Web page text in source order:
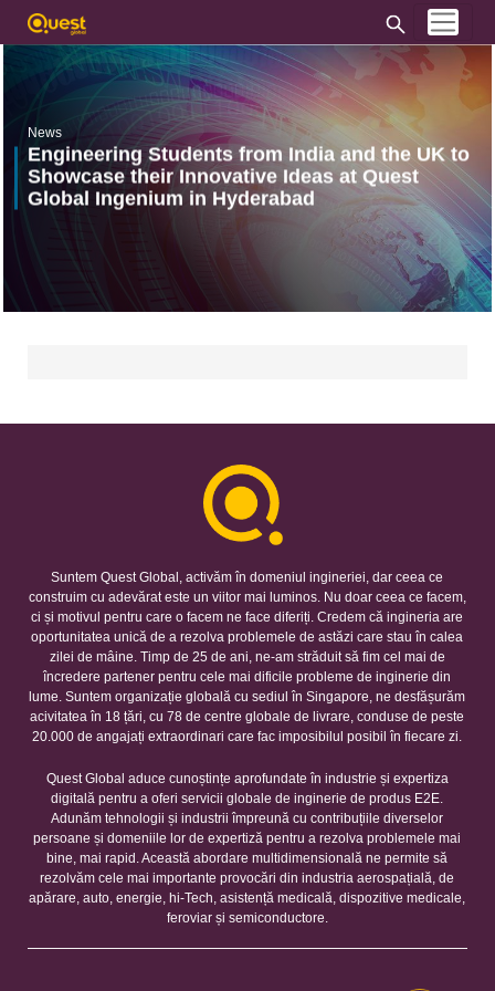
News
Engineering Students from India and the UK to
Showcase their Innovative Ideas at Quest
Global Ingenium in Hyderabad
Suntem Quest Global, activăm în domeniul ingineriei, dar ceea ce
construim cu adevărat este un viitor mai luminos. Nu doar ceea ce facem,
ci și motivul pentru care o facem ne face diferiți. Credem că ingineria are
oportunitatea unică de a rezolva problemele de astăzi care stau în calea
zilei de mâine. Timp de 25 de ani, ne-am străduit să fim cel mai de
încredere partener pentru cele mai dificile probleme de inginerie din
lume. Suntem organizație globală cu sediul în Singapore, ne desfășurăm
acivitatea în 18 țări, cu 78 de centre globale de livrare, conduse de peste
20.000 de angajați extraordinari care fac imposibilul posibil în fiecare zi.
Quest Global aduce cunoștințe aprofundate în industrie și expertiza
digitală pentru a oferi servicii globale de inginerie de produs E2E.
Adunăm tehnologii și industrii împreună cu contribuțiile diverselor
persoane și domeniile lor de expertiză pentru a rezolva problemele mai
bine, mai rapid. Această abordare multidimensională ne permite să
rezolvăm cele mai importante provocări din industria aerospațială, de
apărare, auto, energie, hi-Tech, asistență medicală, dispozitive medicale,
feroviar și semiconductore.